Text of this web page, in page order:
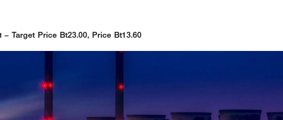
– Target Price Bt23.00, Price Bt13.60